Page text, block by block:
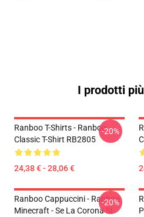
I prodotti
Ranboo T-Shirts - Ranboo
Classic T-Shirt RB2805
24,38 € - 28,06 €
-20%
Ranboo Cappuccini - Ranboo
Minecraft - Se La Corona Si
-20%